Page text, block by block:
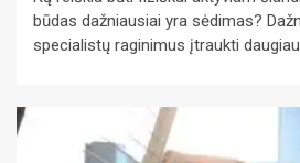
būdas dažniausiai yra sėdimas?
specialistų raginimus įtraukti